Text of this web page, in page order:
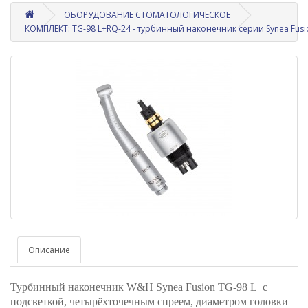
ОБОРУДОВАНИЕ СТОМАТОЛОГИЧЕСКОЕ
КОМПЛЕКТ: TG-98 L+RQ-24 - турбинный наконечник серии Synea
Описание
Турбинный наконечник W&H Synea Fusion TG-98 L с
подсветкой, четырёхточечным спреем, диаметром головки